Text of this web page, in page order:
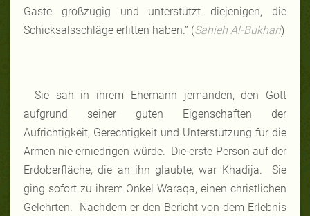
Gäste großzügig und unterstützt diejenigen, die
Schicksalsschläge erlitten haben.” (Sahieh Al-Bukhari)
Sie sah in ihrem Ehemann jemanden, den Gott
aufgrund seiner guten Eigenschaften der
Aufrichtigkeit, Gerechtigkeit und Unterstützung für die
Armen nie erniedrigen würde. Die erste Person auf der
Erdoberfläche, die an ihn glaubte, war Khadija. Sie
ging sofort zu ihrem Onkel Waraqa, einen christlichen
Gelehrten. Nachdem er den Bericht von dem Erlebnis